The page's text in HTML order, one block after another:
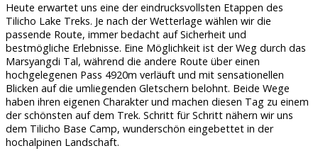
Heute erwartet uns eine der eindrucksvollsten Etappen des
Tilicho Lake Treks. Je nach der Wetterlage wählen wir die
passende Route, immer bedacht auf Sicherheit und
bestmögliche Erlebnisse. Eine Möglichkeit ist der Weg durch das
Marsyangdi Tal, während die andere Route über einen
hochgelegenen Pass 4920m verläuft und mit sensationellen
Blicken auf die umliegenden Gletschern belohnt. Beide Wege
haben ihren eigenen Charakter und machen diesen Tag zu einem
der schönsten auf dem Trek. Schritt für Schritt nähern wir uns
dem Tilicho Base Camp, wunderschön eingebettet in der
hochalpinen Landschaft.